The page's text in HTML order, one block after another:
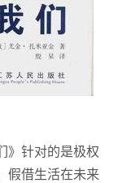
》针对的是极权
假借生活在未来